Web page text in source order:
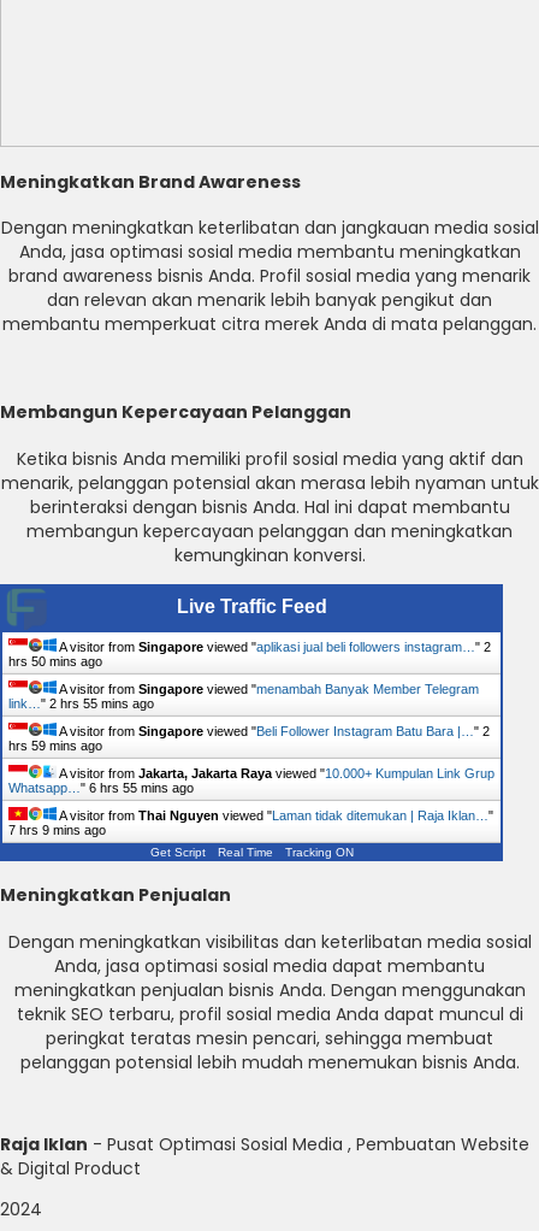
Meningkatkan Brand Awareness
Dengan meningkatkan keterlibatan dan jangkauan media sosial
Anda, jasa optimasi sosial media membantu meningkatkan
brand awareness bisnis Anda. Profil sosial media yang menarik
dan relevan akan menarik lebih banyak pengikut dan
membantu memperkuat citra merek Anda di mata pelanggan.
Membangun Kepercayaan Pelanggan
Ketika bisnis Anda memiliki profil sosial media yang aktif dan
menarik, pelanggan potensial akan merasa lebih nyaman untuk
berinteraksi dengan bisnis Anda. Hal ini dapat membantu
membangun kepercayaan pelanggan dan meningkatkan
kemungkinan konversi.
Live Traffic Feed
A visitor from Singapore viewed "aplikasi jual beli followers instagram… " 2
hrs 50 mins ago
A visitor from Singapore viewed "menambah Banyak Member Telegram
link… " 2 hrs 55 mins ago
A visitor from Singapore viewed "Beli Follower Instagram Batu Bara |… " 2
hrs 59 mins ago
A visitor from Jakarta, Jakarta Raya viewed "10.000+ Kumpulan Link Grup
Whatsapp… " 6 hrs 55 mins ago
A visitor from Thai Nguyen viewed "Laman tidak ditemukan | Raja Iklan… "
7 hrs 9 mins ago
Get Script Real Time Tracking ON
Meningkatkan Penjualan
Dengan meningkatkan visibilitas dan keterlibatan media sosial
Anda, jasa optimasi sosial media dapat membantu
meningkatkan penjualan bisnis Anda. Dengan menggunakan
teknik SEO terbaru, profil sosial media Anda dapat muncul di
peringkat teratas mesin pencari, sehingga membuat
pelanggan potensial lebih mudah menemukan bisnis Anda.
Raja Iklan - Pusat Optimasi Sosial Media , Pembuatan Website
& Digital Product
2024